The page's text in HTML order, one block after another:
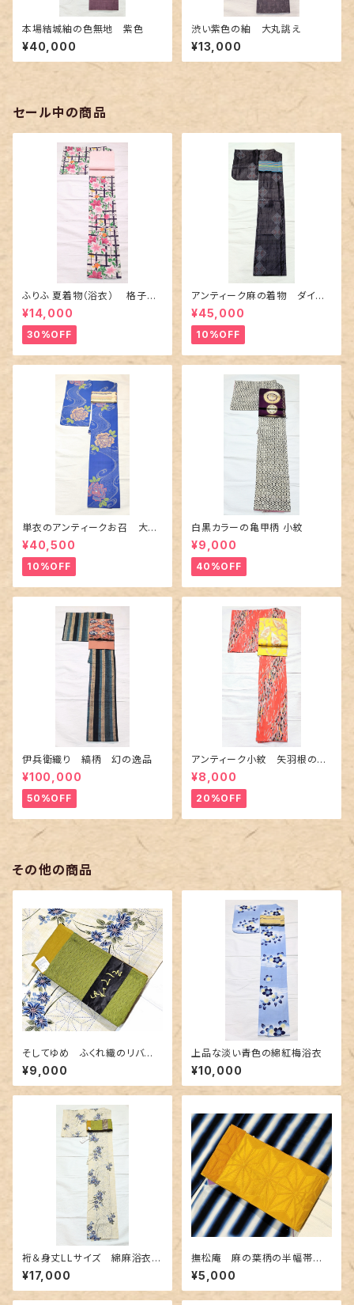
本場結城紬の色無地 紫色
¥40,000
渋い紫色の紬 大丸誂え
¥13,000
セール中の商品
ふりふ 夏着物（浴衣） 格子に
百合や秋草花
¥14,000
30%OFF
アンティーク麻の着物 ダイヤ
に市松柄の上布
¥45,000
10%OFF
単衣のアンティークお召 大輪
の薔薇柄柄
¥40,500
10%OFF
白黒カラーの亀甲柄 小紋
¥9,000
40%OFF
伊兵衛織り 縞柄 幻の逸品
¥100,000
50%OFF
アンティーク小紋 矢羽根の地
紋に短冊柄 裄６６cm
¥8,000
20%OFF
その他の商品
そしてゆめ ふくれ織のリバー
シブル半幅帯 抹茶色×金茶色
¥9,000
上品な淡い青色の綿紅梅浴衣
¥10,000
裄＆身丈LLサイズ 綿麻浴衣
クレマチスと麻の葉柄
¥17,000
撫松庵 麻の葉柄の半幅帯
黄色✕金茶色
¥5,000